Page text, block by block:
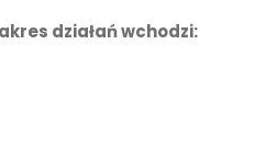
działań wchodzi: